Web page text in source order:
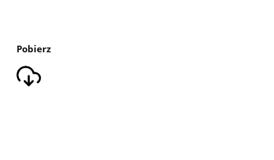
Pobierz